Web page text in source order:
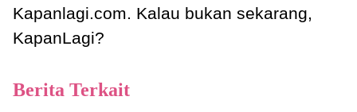
Kapanlagi.com. Kalau bukan sekarang,
KapanLagi?
Berita Terkait